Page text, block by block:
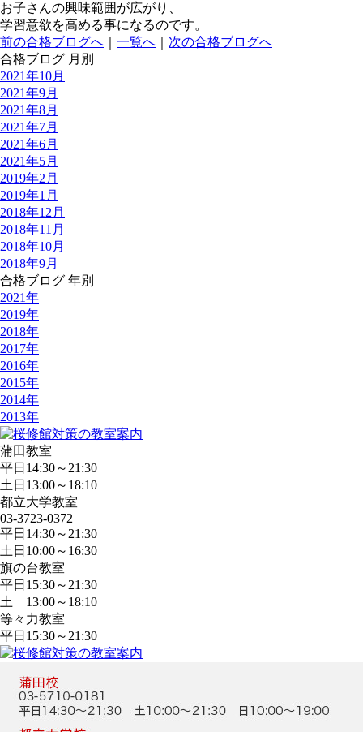
お子さんの興味範囲が広がり、
学習意欲を高める事になるのです。
前の合格ブログへ
一覧へ
次の合格ブログへ
合格ブログ 月別
2021年10月
2021年9月
2021年8月
2021年7月
2021年6月
2021年5月
2019年2月
2019年1月
2018年12月
2018年11月
2018年10月
2018年9月
合格ブログ 年別
2021年
2019年
2018年
2017年
2016年
2015年
2014年
2013年
蒲田教室
平日14:30～21:30
土日13:00～18:10
都立大学教室
03-3723-0372
平日14:30～21:30
土日10:00～16:30
旗の台教室
平日15:30～21:30
土 13:00～18:10
等々力教室
平日15:30～21:30